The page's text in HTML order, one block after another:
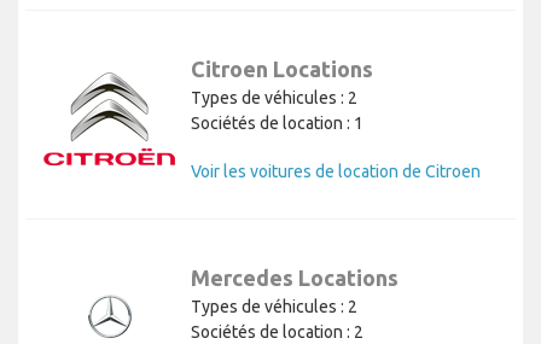
Citroen Locations
Types de véhicules : 2
Sociétés de location : 1
Voir les voitures de location de Citroen
Mercedes Locations
Types de véhicules : 2
Sociétés de location : 2